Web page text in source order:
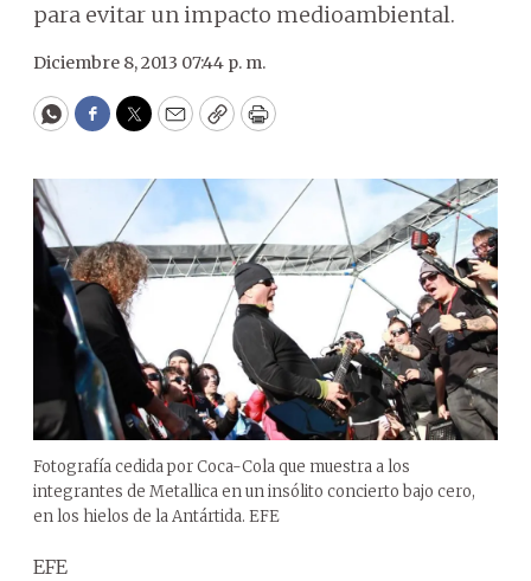
para evitar un impacto medioambiental.
Diciembre 8, 2013 07:44 p. m.
WhatsApp
Facebook
Twitter
EmailCopyPrint
Fotografía cedida por Coca-Cola que muestra a los
integrantes de Metallica en un insólito concierto bajo cero,
en los hielos de la Antártida. EFE
EFE